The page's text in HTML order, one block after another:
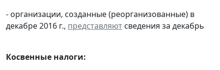
- организации, созданные (реорганизованные) в
декабре 2016 г., представляют сведения за декабрь
Косвенные налоги: